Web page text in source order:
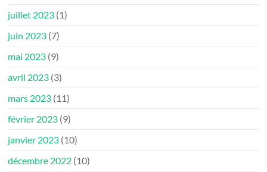
juillet 2023 (1)
juin 2023 (7)
mai 2023 (9)
avril 2023 (3)
mars 2023 (11)
février 2023 (9)
janvier 2023 (10)
décembre 2022 (10)